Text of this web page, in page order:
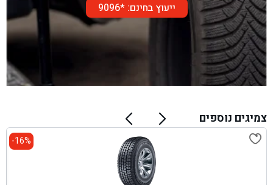
ייעוץ בחינם: *9096
צמיגים נוספים
16%-